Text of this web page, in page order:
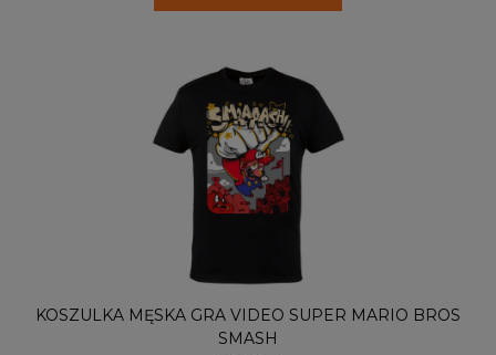
KOSZULKA MĘSKA GRA VIDEO SUPER MARIO BROS
SMASH